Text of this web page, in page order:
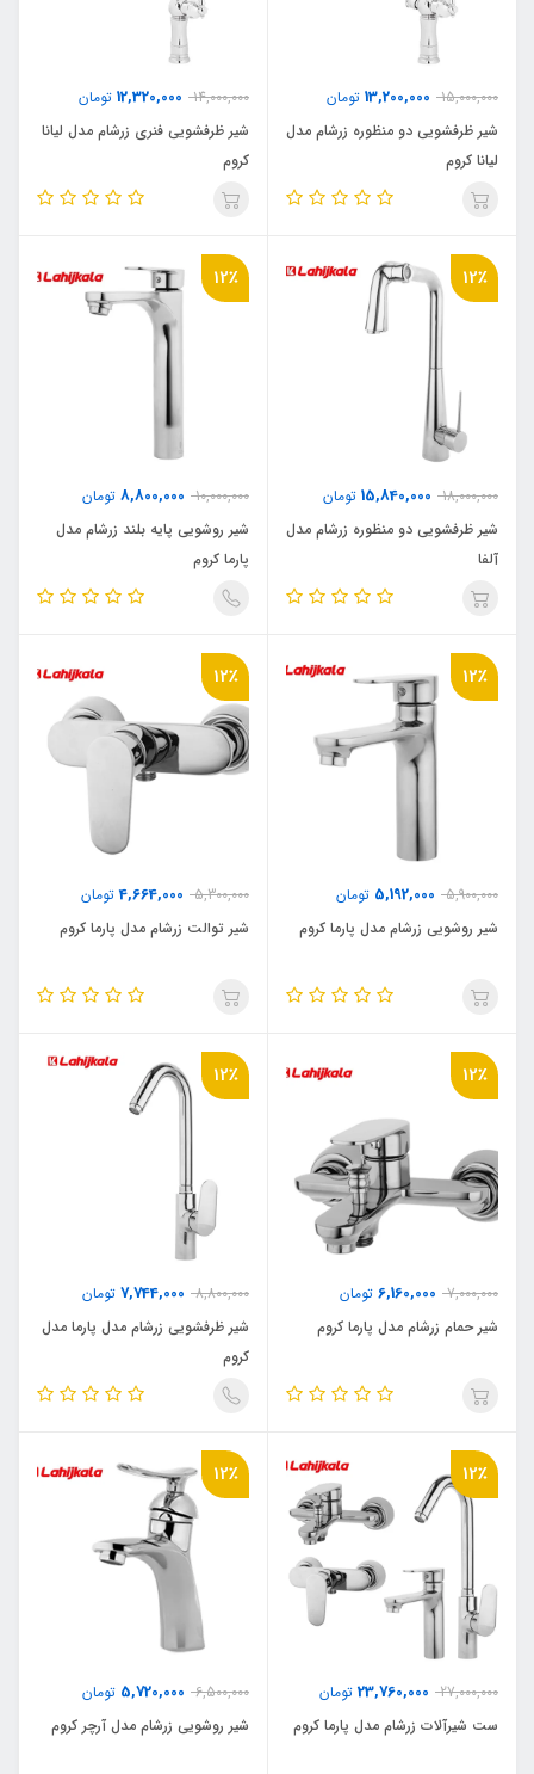
15,000,000
13,200,000 تومان
شیر ظرفشویی دو منظوره زرشام مدل
لیانا کروم
14,000,000
12,320,000 تومان
شیر ظرفشویی فنری زرشام مدل لیانا
کروم
12٪
18,000,000
15,840,000 تومان
شیر ظرفشویی دو منظوره زرشام مدل
آلفا
12٪
10,000,000
8,800,000 تومان
شیر روشویی پایه بلند زرشام مدل
پارما کروم
12٪
5,900,000
5,192,000 تومان
شیر روشویی زرشام مدل پارما کروم
12٪
5,300,000
4,664,000تومان
شیر توالت زرشام مدل پارما کروم
12٪
7,000,000
6,160,000 تومان
شیر حمام زرشام مدل پارما کروم
12٪
8,800,000
7,744,000 تومان
شیر ظرفشویی زرشام مدل پارما مدل
کروم
12٪
27,000,000
23,760,000 تومان
ست شیرآلات زرشام مدل پارما کروم
12٪
6,500,000
5,720,000 تومان
شیر روشویی زرشام مدل آرچر کروم